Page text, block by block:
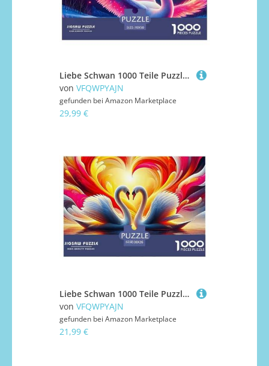
Liebe Schwan 1000 Teile Puzzle Liebe Schwan Für Erwachsene Mit Gemütliche Studie-Motiv Herausforderung Spielzeug 70x50cm/1000pcs
von VFQWPYAJN
gefunden bei Amazon Marketplace
29,99 €
Liebe Schwan 1000 Teile Puzzle Liebe Schwan Für Erwachsene Und Kinder Clevere Rätsel Impossible Game 38x26cm/1000pcs
von VFQWPYAJN
gefunden bei Amazon Marketplace
21,99 €